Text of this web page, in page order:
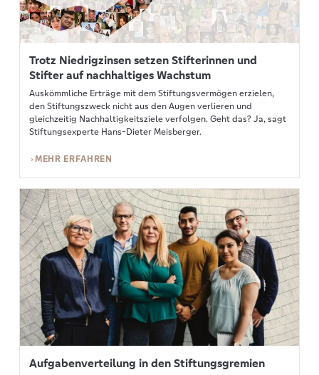
Trotz Niedrigzinsen setzen Stifterinnen und
Stifter auf nachhaltiges Wachstum
Auskömmliche Erträge mit dem Stiftungsvermögen erzielen,
den Stiftungszweck nicht aus den Augen verlieren und
gleichzeitig Nachhaltigkeitsziele verfolgen. Geht das? Ja, sagt
Stiftungsexperte Hans-Dieter Meisberger.
MEHR ERFAHREN
Mehr erfahren: Aufgabenverteilung in den Stiftungsgremien
Aufgabenverteilung in den Stiftungsgremien